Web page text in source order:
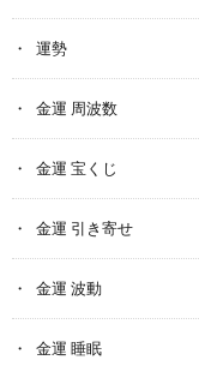
運勢
金運 周波数
金運 宝くじ
金運 引き寄せ
金運 波動
金運 睡眠